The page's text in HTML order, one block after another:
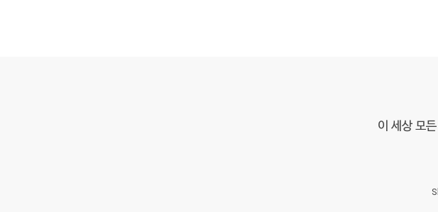
이 세상 모